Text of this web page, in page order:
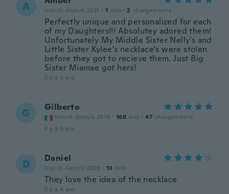
A Inscrit depuis 2021 · 1 avis · 2 chargements
Perfectly unique and personalized for each
of my Daughters!!! Absolutey adored them!
Unfortunately My Middle Sister Nelly's and
Little Sister Kylee's necklace's were stolen
before they got to recieve them. Just Big
Sister Miamae got hers!
il y a 3 ans
G Gilberto
Inscrit depuis 2019 · 168 avis · 47 chargements
il y a 3 ans
D Daniel
Inscrit depuis 2020 · 13 avis
They love the idea of the necklace
il y a 4 ans